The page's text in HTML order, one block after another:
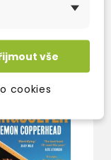
vše
cookies